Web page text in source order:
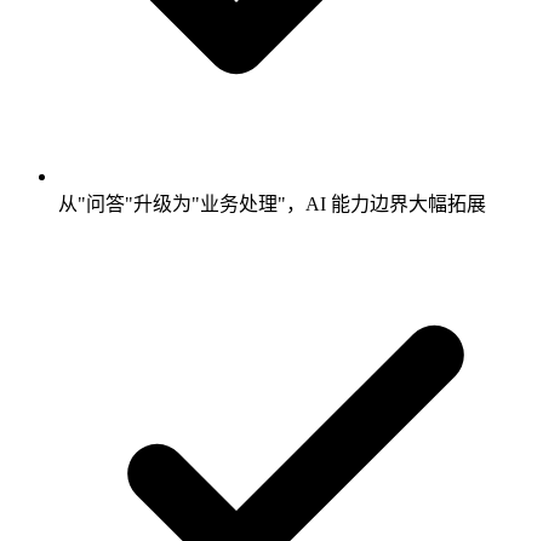
从"问答"升级为"业务处理"，AI 能力边界大幅拓展